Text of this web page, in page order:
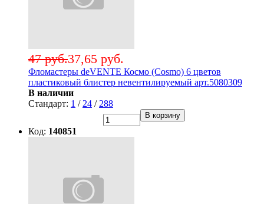
37,65 руб.
47 руб.
Фломастеры deVENTE Космо (Cosmo) 6 цветов
пластиковый блистер невентилируемый арт.5080309
В наличии
Стандарт: 1 / 24 / 288
В корзину
Код: 140851